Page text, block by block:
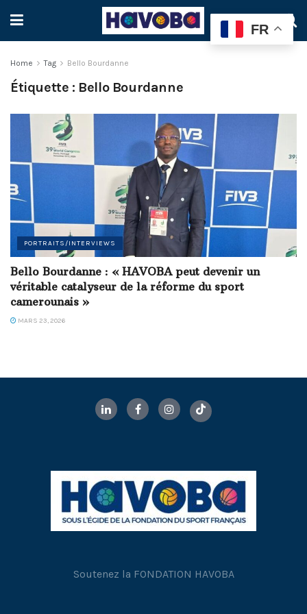
Home Tag Bello Bourdanne
Étiquette : Bello Bourdanne
PORTRAITS/INTERVIEWS
Bello Bourdanne : « HAVOBA peut devenir un
véritable catalyseur de la réforme du sport
camerounais »
MARS 23, 2026
Soutenez la FONDATION HAVOBA
FR